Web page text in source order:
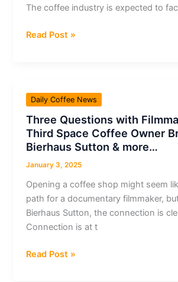
oficialmente
café
saludable
más
&
más…
The coffee industry is expected to
Coffee
Jan:
Market
analysts
predict
US
$4/lb
futures
in
2025,
coffee
linked
Read Post »
Daily Coffee News
Three Questions with
Third Space Coffee Owner
Bierhaus Sutton & more…
January 3, 2025
Opening a coffee shop might seem
path for a documentary filmmaker,
Bierhaus Sutton, the connection is
Connection is at t
Three
Read Post »